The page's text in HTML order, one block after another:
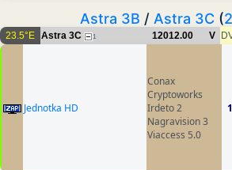
Astra 3B / Astra 3C (
23.5°E Astra 3C 1 12012.00 V
Jednotka HD
Conax
Cryptoworks
Irdeto 2
Nagravision 3
Viaccess 5.0